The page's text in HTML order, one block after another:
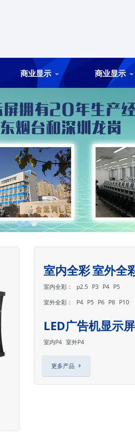
商业显示 商业显示
室内全彩室外全
室内全彩： p2.5 P3 P4 P5
室外全彩：
P4 P5 P6 P8 P10
LED广告机显示屏
室内P4 室外P4
更多产品